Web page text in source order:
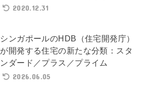
2020.12.31
シンガポールのHDB（住宅開発庁）
が開発する住宅の新たな分類：スタ
ンダード／プラス／プライム
2026.06.05